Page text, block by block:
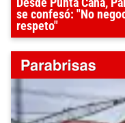
Desde Punta Cana,
se confesó: "No
respeto"